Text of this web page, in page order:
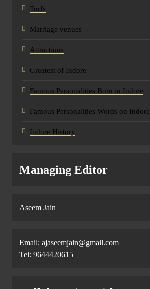
Turfs
Marriage venues
Attractions
Greatest of Indore
Famous Personalities Born in Indore
Famous Personalities Words on Indore
Indore History
Managing Editor
Aseem Jain
Email: ajaseemjain@gmail.com
Tel: 9644420615